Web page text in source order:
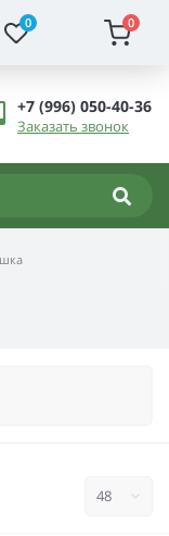
0 0
+7 (996) 050-40-36
Заказать звонок